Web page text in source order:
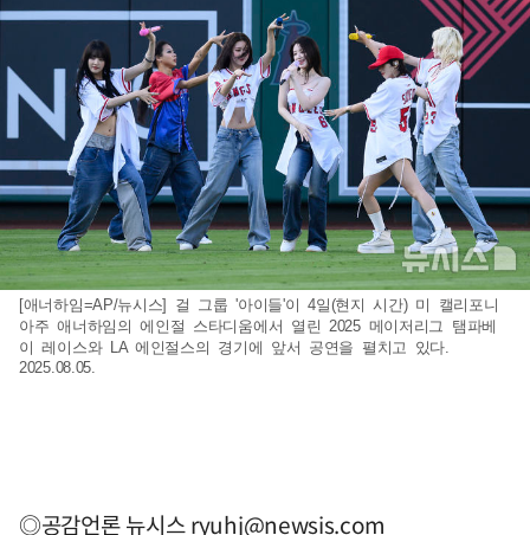
[애너하임=AP/뉴시스] 걸 그룹 '아이들'이 4일(현지 시간) 미 캘리포니
아주 애너하임의 에인절 스타디움에서 열린 2025 메이저리그 탬파베
이 레이스와 LA 에인절스의 경기에 앞서 공연을 펼치고 있다.
2025.08.05.
◎공감언론 뉴시스ryuhj@newsis.com